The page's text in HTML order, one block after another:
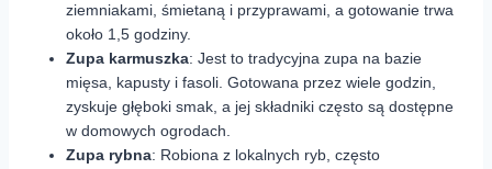
ziemniakami, śmietaną i przyprawami, a gotowanie trwa
około 1,5 godziny.
Zupa karmuszka: Jest to tradycyjna zupa na bazie
mięsa, kapusty i fasoli. Gotowana przez wiele godzin,
zyskuje głęboki smak, a jej składniki często są dostępne
w domowych ogrodach.
Zupa rybna: Robiona z lokalnych ryb, często